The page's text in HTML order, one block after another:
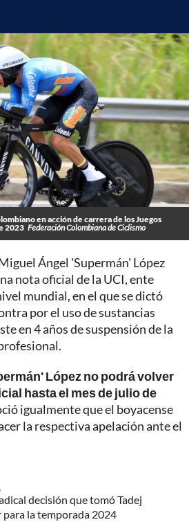
en acción de carrera de los Juegos
2023 Federación Colombiana de Ciclismo
Ángel 'Supermán' López
nota oficial de la UCI, ente
mundial, en el que se dictó
por el uso de sustancias
en 4 años de suspensión de la
López no podrá volver
hasta el mes de julio de
igualmente que el boyacense
la respectiva apelación ante el
decisión que tomó Tadej
para la temporada 2024